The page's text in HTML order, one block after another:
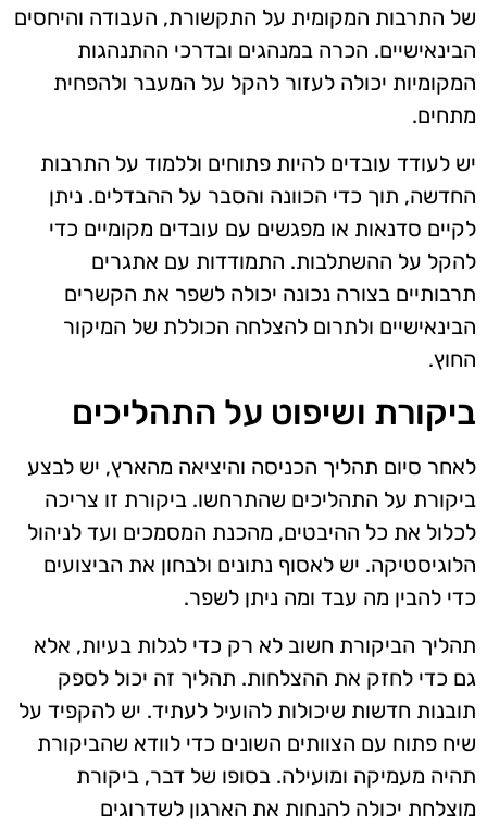
של התרבות המקומית על התקשורת, העבודה והיחסים
הבינאישיים. הכרה במנהגים ובדרכי ההתנהגות
המקומיות יכולה לעזור להקל על המעבר ולהפחית
מתחים.
יש לעודד עובדים להיות פתוחים וללמוד על התרבות
החדשה, תוך כדי הכוונה והסבר על ההבדלים. ניתן
לקיים סדנאות או מפגשים עם עובדים מקומיים כדי
להקל על ההשתלבות. התמודדות עם אתגרים
תרבותיים בצורה נכונה יכולה לשפר את הקשרים
הבינאישיים ולתרום להצלחה הכוללת של המיקור
החוץ.
ביקורת ושיפוט על התהליכים
לאחר סיום תהליך הכניסה והיציאה מהארץ, יש לבצע
ביקורת על התהליכים שהתרחשו. ביקורת זו צריכה
לכלול את כל ההיבטים, מהכנת המסמכים ועד לניהול
הלוגיסטיקה. יש לאסוף נתונים ולבחון את הביצועים
כדי להבין מה עבד ומה ניתן לשפר.
תהליך הביקורת חשוב לא רק כדי לגלות בעיות, אלא
גם כדי לחזק את ההצלחות. תהליך זה יכול לספק
תובנות חדשות שיכולות להועיל לעתיד. יש להקפיד על
שיח פתוח עם הצוותים השונים כדי לוודא שהביקורת
תהיה מעמיקה ומועילה. בסופו של דבר, ביקורת
מוצלחת יכולה להנחות את הארגון לשדרוגים